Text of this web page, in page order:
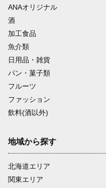
ANAオリジナル
酒
加工食品
魚介類
日用品・雑貨
パン・菓子類
フルーツ
ファッション
飲料(酒以外)
地域から探す
北海道エリア
関東エリア